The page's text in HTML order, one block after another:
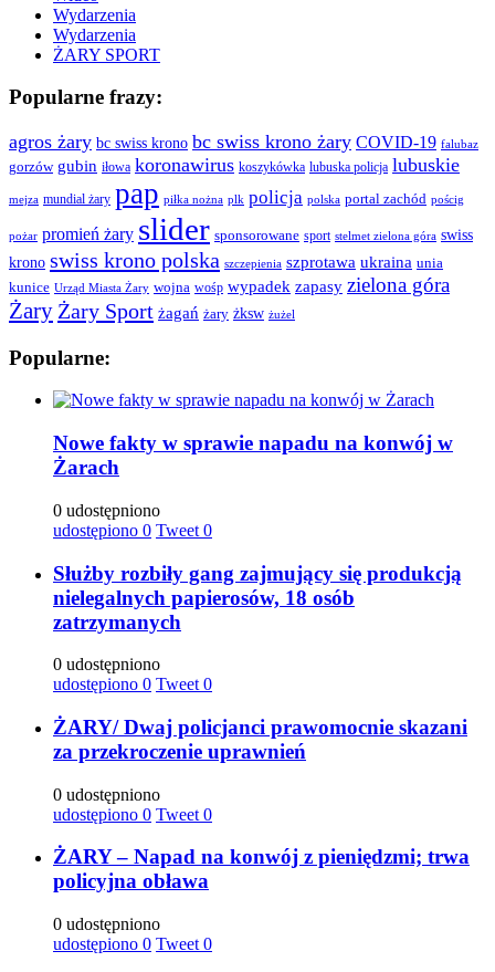
Wydarzenia
Wydarzenia
ŻARY SPORT
Popularne frazy:
agros żary bc swiss krono bc swiss krono żary COVID-19 falubaz
gorzów gubin iłowa koronawirus koszykówka lubuska policja lubuskie
mejza mundial żary pap piłka nożna plk policja polska portal zachód pościg
pożar promień żary slider sponsorowane sport stelmet zielona góra swiss
krono swiss krono polska szczepienia szprotawa ukraina unia
kunice Urząd Miasta Żary wojna wośp wypadek zapasy zielona góra
Żary Żary Sport żagań żary żksw żużel
Popularne:
Nowe fakty w sprawie napadu na konwój w
Żarach
0 udostępniono
udostępiono 0 Tweet 0
Służby rozbiły gang zajmujący się produkcją
nielegalnych papierosów, 18 osób
zatrzymanych
0 udostępniono
udostępiono 0 Tweet 0
ŻARY/ Dwaj policjanci prawomocnie skazani
za przekroczenie uprawnień
0 udostępniono
udostępiono 0 Tweet 0
ŻARY – Napad na konwój z pieniędzmi; trwa
policyjna obława
0 udostępniono
udostępiono 0 Tweet 0